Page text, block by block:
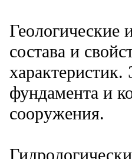
Геологические
состава и
фундамента и
сооружения.